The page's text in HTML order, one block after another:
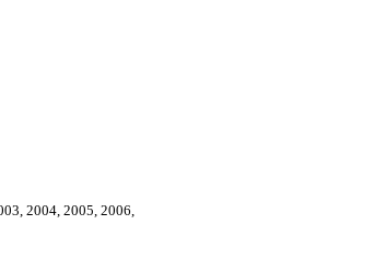
2004, 2005, 2006,